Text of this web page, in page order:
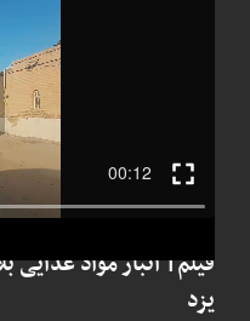
فیلم| انبار مواد غذایی
یزد